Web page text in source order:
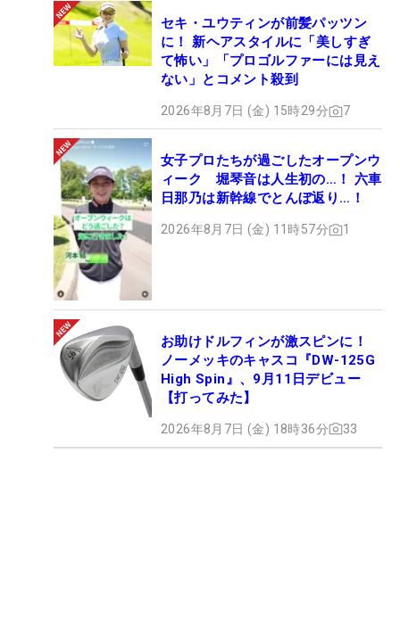
セキ・ユウティンが前髪パッツン
に！ 新ヘアスタイルに「美しすぎ
て怖い」「プロゴルファーには見え
ない」とコメント殺到
2026年8月7日 (金) 15時29分 7
女子プロたちが過ごしたオープンウ
ィーク 堀琴音は人生初の…！ 六車
日那乃は新幹線でとんぼ返り…！
2026年8月7日 (金) 11時57分 1
お助けドルフィンが激スピンに！
ノーメッキのキャスコ『DW-125G
High Spin』、9月11日デビュー
【打ってみた】
2026年8月7日 (金) 18時36分 33